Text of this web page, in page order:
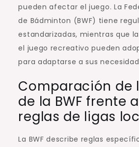
pueden afectar el juego. La
de Bádminton (BWF) tiene
estandarizadas, mientras que
el juego recreativo pueden
para adaptarse a sus
Comparación de
de la BWF frente
reglas de ligas
La BWF describe reglas